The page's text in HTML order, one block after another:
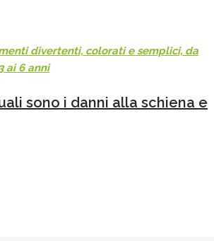
divertenti, colorati e semplici, da
ai 6 anni
sono i danni alla schiena e